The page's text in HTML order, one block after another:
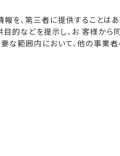
を、第三者に提供することは
目的などを提示し、お 客様か
要な範囲内において、他の事業